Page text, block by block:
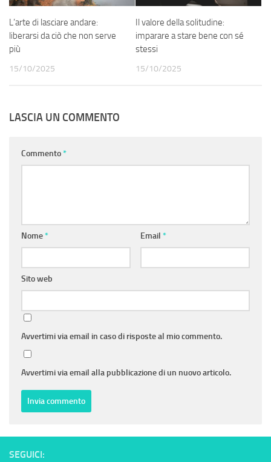
L’arte di lasciare andare:
liberarsi da ciò che non serve
più
15/10/2025
Il valore della solitudine:
imparare a stare bene con sé
stessi
15/10/2025
LASCIA UN COMMENTO
Commento*
Nome* Email *
Sito web
Avvertimi via email in caso di risposte al mio commento.
Avvertimi via email alla pubblicazione di un nuovo articolo.
SEGUICI: